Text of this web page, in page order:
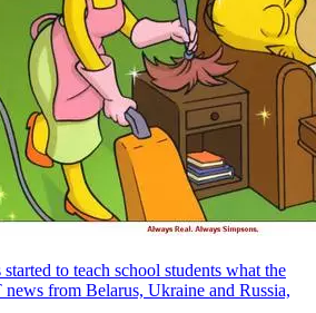
to teach school students what the
from Belarus, Ukraine and Russia,